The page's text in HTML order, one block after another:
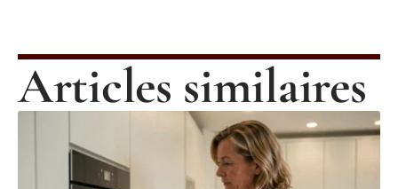
Articles similaires